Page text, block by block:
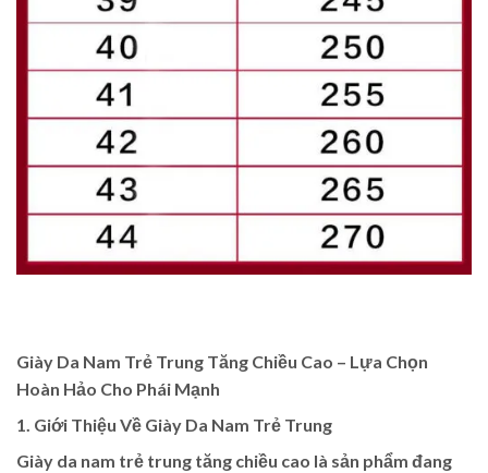
Giày Da Nam Trẻ Trung Tăng Chiều Cao – Lựa Chọn
Hoàn Hảo Cho Phái Mạnh
1. Giới Thiệu Về Giày Da Nam Trẻ Trung
Giày da nam trẻ trung tăng chiều cao là sản phẩm đang